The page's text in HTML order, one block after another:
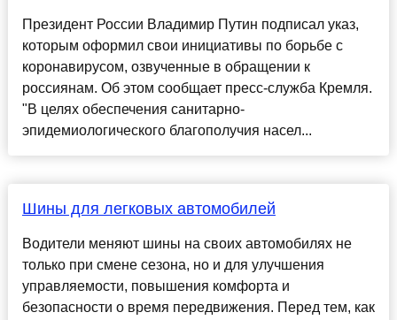
Президент России Владимир Путин подписал указ,
которым оформил свои инициативы по борьбе с
коронавирусом, озвученные в обращении к
россиянам. Об этом сообщает пресс-служба Кремля.
"В целях обеспечения санитарно-
эпидемиологического благополучия насел...
Шины для легковых автомобилей
Водители меняют шины на своих автомобилях не
только при смене сезона, но и для улучшения
управляемости, повышения комфорта и
безопасности о время передвижения. Перед тем, как